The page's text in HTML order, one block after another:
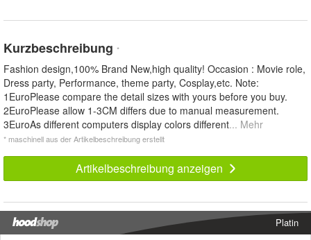
Kurzbeschreibung *
Fashion design,100% Brand New,high quality! Occasion : Movie role,
Dress party, Performance, theme party, Cosplay,etc. Note:
1EuroPlease compare the detail sizes with yours before you buy.
2EuroPlease allow 1-3CM differs due to manual measurement.
3EuroAs different computers display colors different... Mehr
* maschinell aus der Artikelbeschreibung erstellt
Artikelbeschreibung anzeigen
Platin